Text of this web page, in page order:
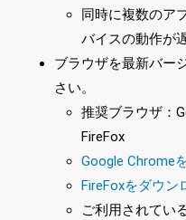
同時に複数のア
バイスの動作が
ブラウザを最新バー
さい。
推奨ブラウザ：
FireFox
Google Chrome
FireFoxをダウン
ご利用されてい